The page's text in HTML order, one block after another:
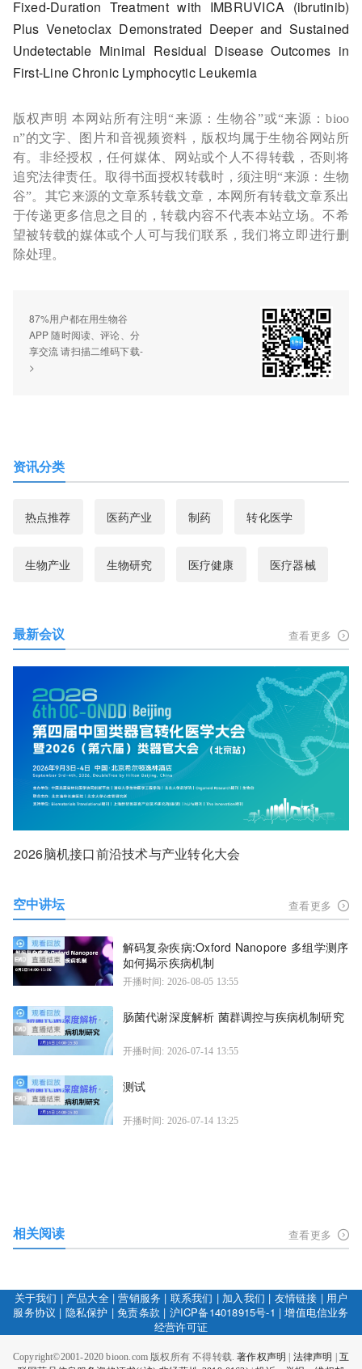
Fixed-Duration Treatment with IMBRUVICA (ibrutinib)
Plus Venetoclax Demonstrated Deeper and Sustained
Undetectable Minimal Residual Disease Outcomes in
First-Line Chronic Lymphocytic Leukemia
版权声明 本网站所有注明“来源：生物谷”或“来源：bioo
n”的文字、图片和音视频资料，版权均属于生物谷网站所
有。非经授权，任何媒体、网站或个人不得转载，否则将
追究法律责任。取得书面授权转载时，须注明“来源：生物
谷”。其它来源的文章系转载文章，本网所有转载文章系出
于传递更多信息之目的，转载内容不代表本站立场。不希
望被转载的媒体或个人可与我们联系，我们将立即进行删
除处理。
87%用户都在用生物谷
APP 随时阅读、评论、分
享交流 请扫描二维码下载-
>
资讯分类
热点推荐 医药产业 制药 转化医学
生物产业 生物研究 医疗健康 医疗器械
最新会议 查看更多
2026脑机接口前沿技术与产业转化大会
空中讲坛 查看更多
解码复杂疾病:Oxford Nanopore 多组学测序
如何揭示疾病机制
开播时间: 2026-08-05 13:55
肠菌代谢深度解析 菌群调控与疾病机制研究
开播时间: 2026-07-14 13:55
测试
开播时间: 2026-07-14 13:25
相关阅读 查看更多
关于我们 | 产品大全|营销服务 | 联系我们 | 加入我们 | 友情链接 | 用户
服务协议 | 隐私保护 |免责条款 | 沪ICP备14018915号-1 |增值电信业务
经营许可证
Copyright©2001-2020 bioon.com 版权所有 不得转载.著作权声明 法律声明
互